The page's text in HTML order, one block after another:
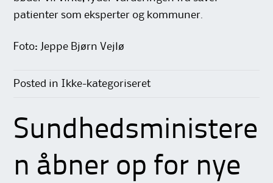
patienter som eksperter og kommuner.
Foto: Jeppe Bjørn Vejlø
Posted in Ikke-kategoriseret
Sundhedsministere
n åbner op for nye